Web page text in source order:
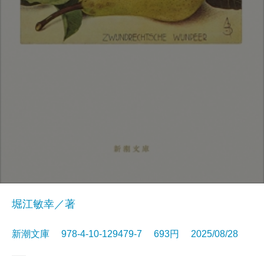
堀江敏幸／著
新潮文庫 978-4-10-129479-7 693円 2025/08/28